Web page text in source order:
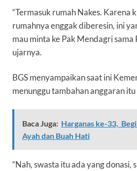
“Termasuk rumah Nakes. Karena
rumahnya enggak diberesin, ini
mau minta ke Pak Mendagri sama
ujarnya.
BGS menyampaikan saat ini
menunggu tambahan anggaran
Baca Juga: Harganas ke-33,
Ayah dan Buah Hati
“Nah, swasta itu ada yang donasi,